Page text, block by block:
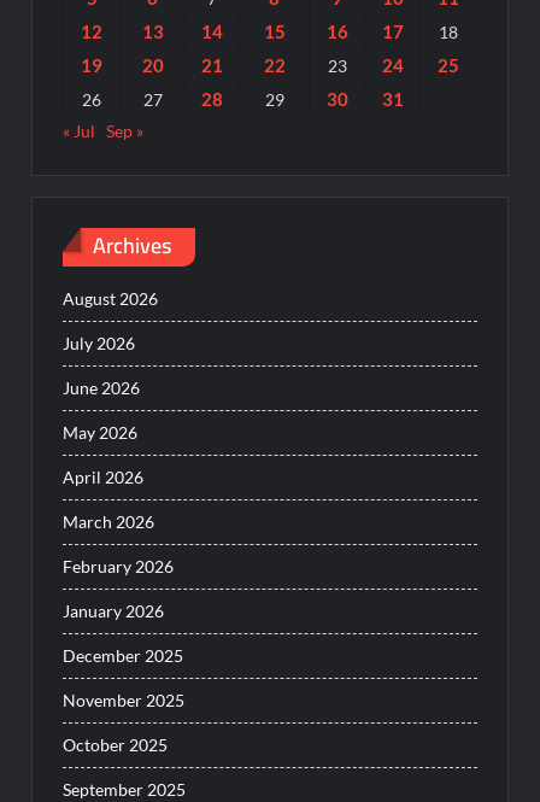
12
13 14 15 16 17 18
19 20 21 22 23 24 25
26 27 28 29 30 31
« Jul Sep »
Archives
August 2026
July 2026
June 2026
May 2026
April 2026
March 2026
February 2026
January 2026
December 2025
November 2025
October 2025
September 2025